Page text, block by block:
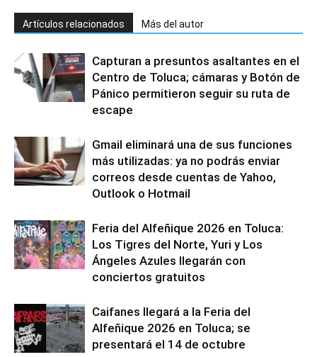
Artículos relacionados Más del autor
Capturan a presuntos asaltantes en el
Centro de Toluca; cámaras y Botón de
Pánico permitieron seguir su ruta de
escape
Gmail eliminará una de sus funciones
más utilizadas: ya no podrás enviar
correos desde cuentas de Yahoo,
Outlook o Hotmail
Feria del Alfeñique 2026 en Toluca:
Los Tigres del Norte, Yuri y Los
Ángeles Azules llegarán con
conciertos gratuitos
Caifanes llegará a la Feria del
Alfeñique 2026 en Toluca; se
presentará el 14 de octubre